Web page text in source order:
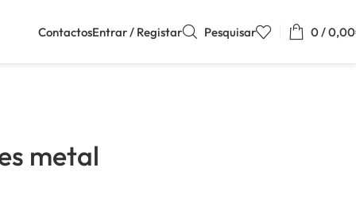
ContactosEntrar / Registar Pesquisar 0/0,00
metal